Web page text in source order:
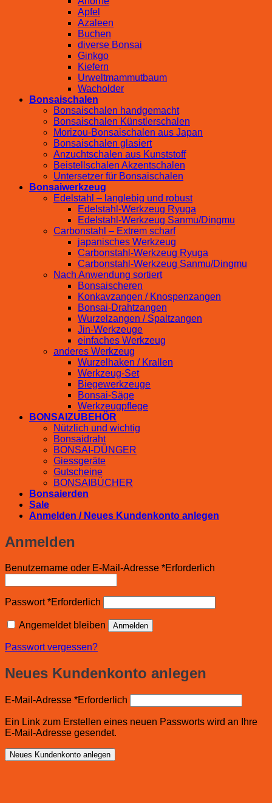
Apfel
Azaleen
Buchen
diverse Bonsai
Ginkgo
Kiefern
Urweltmammutbaum
Wacholder
Bonsaischalen
Bonsaischalen handgemacht
Bonsaischalen Künstlerschalen
Morizou-Bonsaischalen aus Japan
Bonsaischalen glasiert
Anzuchtschalen aus Kunststoff
Beistellschalen Akzentschalen
Untersetzer für Bonsaischalen
Bonsaiwerkzeug
Edelstahl – langlebig und robust
Edelstahl-Werkzeug Ryuga
Edelstahl-Werkzeug Sanmu/Dingmu
Carbonstahl – Extrem scharf
japanisches Werkzeug
Carbonstahl-Werkzeug Ryuga
Carbonstahl-Werkzeug Sanmu/Dingmu
Nach Anwendung sortiert
Bonsaischeren
Konkavzangen / Knospenzangen
Bonsai-Drahtzangen
Wurzelzangen / Spaltzangen
Jin-Werkzeuge
einfaches Werkzeug
anderes Werkzeug
Wurzelhaken / Krallen
Werkzeug-Set
Biegewerkzeuge
Bonsai-Säge
Werkzeugpflege
BONSAIZUBEHÖR
Nützlich und wichtig
Bonsaidraht
BONSAI-DÜNGER
Giessgeräte
Gutscheine
BONSAIBÜCHER
Bonsaierden
Sale
Anmelden / Neues Kundenkonto anlegen
Anmelden
Benutzername oder E-Mail-Adresse *Erforderlich
Passwort*Erforderlich
Angemeldet bleiben Anmelden
Passwort vergessen?
Neues Kundenkonto anlegen
E-Mail-Adresse *Erforderlich
Ein Link zum Erstellen eines neuen Passworts wird an Ihre
E-Mail-Adresse gesendet.
Neues Kundenkonto anlegen